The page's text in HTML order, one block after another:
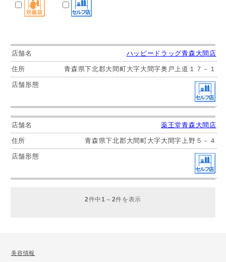
ハッピードラッグ青森大間店
青森県下北郡大間町大字大間字奥戸上道１７－１
薬王堂青森大間店
青森県下北郡大間町大字大間字上野５－４
2件中 1 ～ 2件を表示
美容情報